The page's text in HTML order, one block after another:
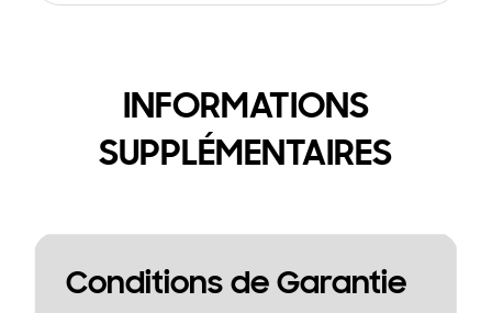
INFORMATIONS
SUPPLÉMENTAIRES
Conditions de Garantie